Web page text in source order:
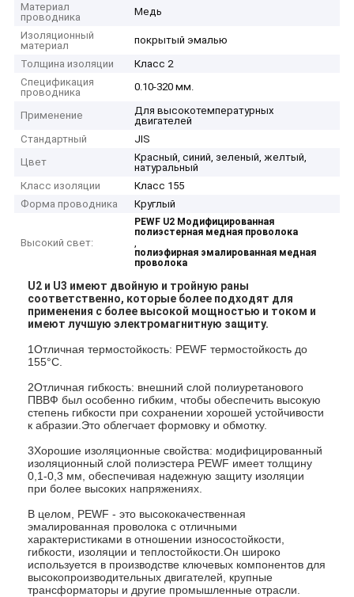
Материал
проводника
Медь
Изоляционный
материал
покрытый эмалью
Толщина изоляции
Класс 2
Спецификация
проводника
0.10-320 мм.
Применение
Для высокотемпературных
двигателей
Стандартный
JIS
Цвет
Красный, синий, зеленый, желтый,
натуральный
Класс изоляции
Класс 155
Форма проводника
Круглый
Высокий свет:
PEWF U2 Модифицированная
полиэстерная медная проволока
,
полиэфирная эмалированная медная
проволока
U2 и U3 имеют двойную и тройную раны
соответственно, которые более подходят для
применения с более высокой мощностью и током и
имеют лучшую электромагнитную защиту.
1Отличная термостойкость: PEWF термостойкость до
155°C.
2Отличная гибкость: внешний слой полиуретанового
ПВВФ был особенно гибким, чтобы обеспечить высокую
степень гибкости при сохранении хорошей устойчивости
к абразии.Это облегчает формовку и обмотку.
3Хорошие изоляционные свойства: модифицированный
изоляционный слой полиэстера PEWF имеет толщину
0,1-0,3 мм, обеспечивая надежную защиту изоляции
при более высоких напряжениях.
В целом, PEWF - это высококачественная
эмалированная проволока с отличными
характеристиками в отношении износостойкости,
гибкости, изоляции и теплостойкости.Он широко
используется в производстве ключевых компонентов для
высокопроизводительных двигателей, крупные
трансформаторы и другие промышленные отрасли.